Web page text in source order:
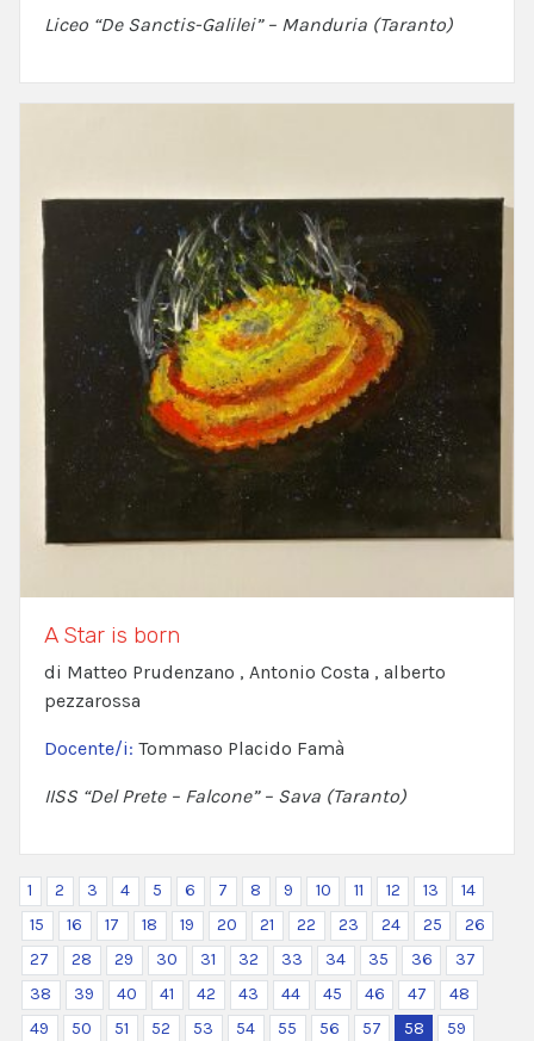
Liceo “De Sanctis-Galilei” – Manduria (Taranto)
A Star is born
di Matteo Prudenzano , Antonio Costa , alberto
pezzarossa
Docente/i: Tommaso Placido Famà
IISS “Del Prete – Falcone” – Sava (Taranto)
1 2 3 4 5 6 7 8 9 10 11 12 13
14
15
16 17 18 19 20 21 22 23 24 25
26
27
28 29 30 31 32 33 34 35 36
37
38
39 40 41 42 43 44 45 46 47
48
49
50 51 52 53 54 55 56 57 58
59